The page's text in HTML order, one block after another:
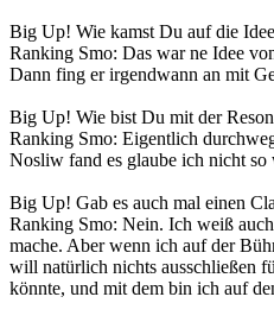
Big Up! Wie kamst Du auf die
Ranking Smo: Das war ne Idee
Dann fing er irgendwann an mit
Big Up! Wie bist Du mit der
Ranking Smo: Eigentlich
Nosliw fand es glaube ich nicht
Big Up! Gab es auch mal einen
Ranking Smo: Nein. Ich weiß
mache. Aber wenn ich auf der
will natürlich nichts ausschließen
könnte, und mit dem bin ich auf